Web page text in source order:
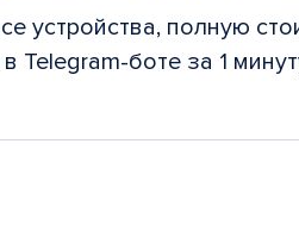
устройства, полную
Telegram-боте за 1